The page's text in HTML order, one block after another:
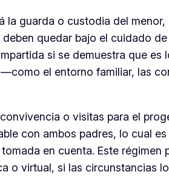
guarda o custodia del
quedar bajo el cuidado
si se demuestra que es
el entorno familiar, las
o visitas para el
con ambos padres, lo cual
en cuenta. Este régimen
o virtual, si las circunstancias